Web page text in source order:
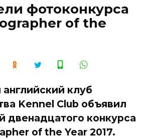
фотоконкурса
of the
клуб
Kennel Club объявил
двенадцатого конкурса
of the Year 2017.